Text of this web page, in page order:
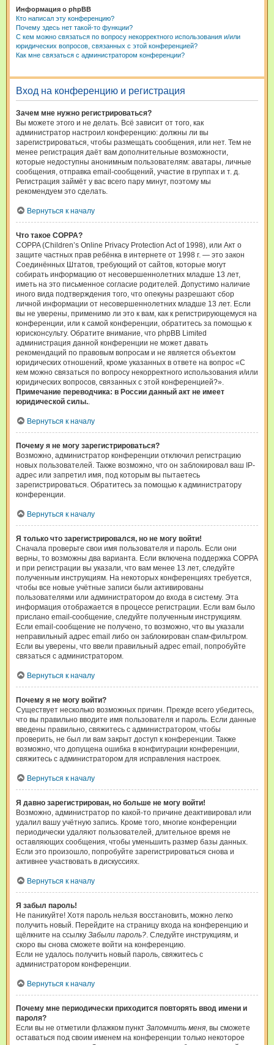
Информация о phpBB
Кто написал эту конференцию?
Почему здесь нет такой-то функции?
С кем можно связаться по вопросу некорректного использования и/или
юридических вопросов, связанных с этой конференцией?
Как мне связаться с администратором конференции?
Вход на конференцию и регистрация
Зачем мне нужно регистрироваться?
Вы можете этого и не делать. Всё зависит от того, как
администратор настроил конференцию: должны ли вы
зарегистрироваться, чтобы размещать сообщения, или нет. Тем не
менее регистрация даёт вам дополнительные возможности,
которые недоступны анонимным пользователям: аватары, личные
сообщения, отправка email-сообщений, участие в группах и т. д.
Регистрация займёт у вас всего пару минут, поэтому мы
рекомендуем это сделать.
Вернуться к началу
Что такое COPPA?
COPPA (Children’s Online Privacy Protection Act of 1998), или Акт о
защите частных прав ребёнка в интернете от 1998 г. — это закон
Соединённых Штатов, требующий от сайтов, которые могут
собирать информацию от несовершеннолетних младше 13 лет,
иметь на это письменное согласие родителей. Допустимо наличие
иного вида подтверждения того, что опекуны разрешают сбор
личной информации от несовершеннолетних младше 13 лет. Если
вы не уверены, применимо ли это к вам, как к регистрирующемуся на
конференции, или к самой конференции, обратитесь за помощью к
юрисконсульту. Обратите внимание, что phpBB Limited
администрация данной конференции не может давать
рекомендаций по правовым вопросам и не является объектом
юридических отношений, кроме указанных в ответе на вопрос «С
кем можно связаться по вопросу некорректного использования и/или
юридических вопросов, связанных с этой конференцией?».
Примечание переводчика: в России данный акт не имеет
юридической силы..
Вернуться к началу
Почему я не могу зарегистрироваться?
Возможно, администратор конференции отключил регистрацию
новых пользователей. Также возможно, что он заблокировал ваш IP-
адрес или запретил имя, под которым вы пытаетесь
зарегистрироваться. Обратитесь за помощью к администратору
конференции.
Вернуться к началу
Я только что зарегистрировался, но не могу войти!
Сначала проверьте свои имя пользователя и пароль. Если они
верны, то возможны два варианта. Если включена поддержка COPPA
и при регистрации вы указали, что вам менее 13 лет, следуйте
полученным инструкциям. На некоторых конференциях требуется,
чтобы все новые учётные записи были активированы
пользователями или администратором до входа в систему. Эта
информация отображается в процессе регистрации. Если вам было
прислано email-сообщение, следуйте полученным инструкциям.
Если email-сообщение не получено, то возможно, что вы указали
неправильный адрес email либо он заблокирован спам-фильтром.
Если вы уверены, что ввели правильный адрес email, попробуйте
связаться с администратором.
Вернуться к началу
Почему я не могу войти?
Существует несколько возможных причин. Прежде всего убедитесь,
что вы правильно вводите имя пользователя и пароль. Если данные
введены правильно, свяжитесь с администратором, чтобы
проверить, не был ли вам закрыт доступ к конференции. Также
возможно, что допущена ошибка в конфигурации конференции,
свяжитесь с администратором для исправления настроек.
Вернуться к началу
Я давно зарегистрирован, но больше не могу войти!
Возможно, администратор по какой-то причине деактивировал или
удалил вашу учётную запись. Кроме того, многие конференции
периодически удаляют пользователей, длительное время не
оставляющих сообщения, чтобы уменьшить размер базы данных.
Если это произошло, попробуйте зарегистрироваться снова и
активнее участвовать в дискуссиях.
Вернуться к началу
Я забыл пароль!
Не паникуйте! Хотя пароль нельзя восстановить, можно легко
получить новый. Перейдите на страницу входа на конференцию и
щёлкните на ссылку Забыли пароль?. Следуйте инструкциям, и
скоро вы снова сможете войти на конференцию.
Если не удалось получить новый пароль, свяжитесь с
администратором конференции.
Вернуться к началу
Почему мне периодически приходится повторять ввод имени и
пароля?
Если вы не отметили флажком пункт Запомнить меня, вы сможете
оставаться под своим именем на конференции только некоторое